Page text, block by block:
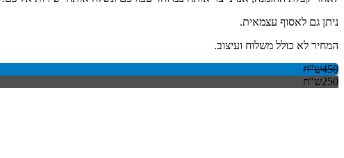
ניתן גם לאסוף עצמאית.
המחיר לא כולל משלוח ועיצוב.
450ש"ח
250ש"ח